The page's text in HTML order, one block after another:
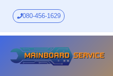
content
080-456-1629